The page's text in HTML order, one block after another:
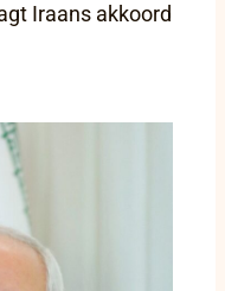
Iraans akkoord